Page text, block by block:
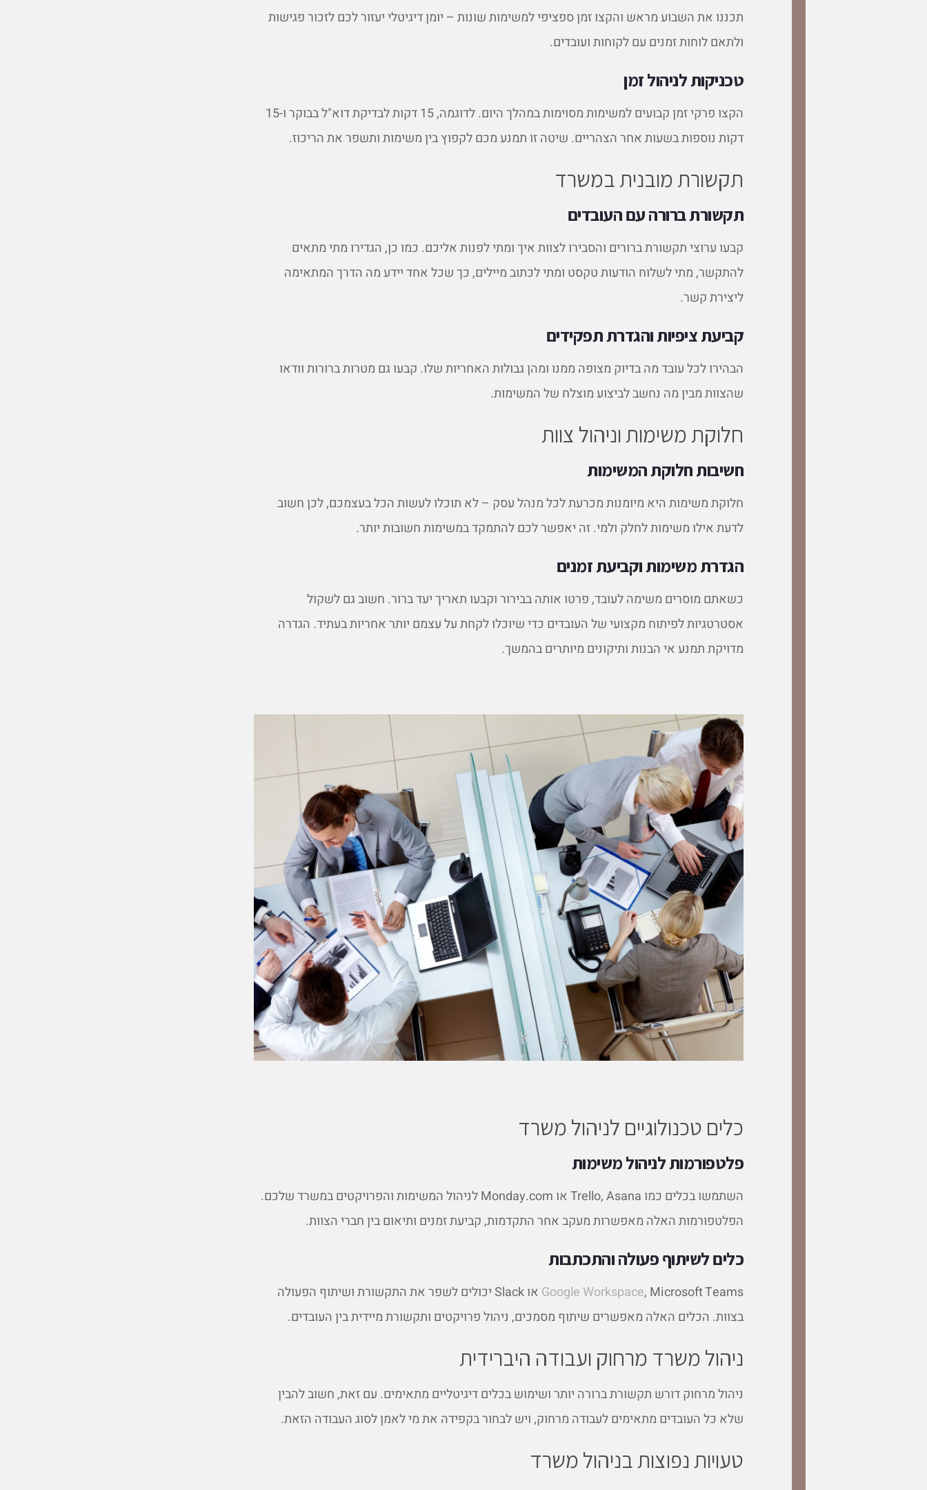
תכננו את השבוע מראש והקצו זמן ספציפי למשימות שונות – יומן דיגיטלי יעזור לכם לזכור פגישות
ולתאם לוחות זמנים עם לקוחות ועובדים.
טכניקות לניהול זמן
הקצו פרקי זמן קבועים למשימות מסוימות במהלך היום. לדוגמה, 15 דקות לבדיקת דוא"ל בבוקר ו-15
דקות נוספות בשעות אחר הצהריים. שיטה זו תמנע מכם לקפוץ בין משימות ותשפר את הריכוז.
תקשורת מובנית במשרד
תקשורת ברורה עם העובדים
קבעו ערוצי תקשורת ברורים והסבירו לצוות איך ומתי לפנות אליכם. כמו כן, הגדירו מתי מתאים
להתקשר, מתי לשלוח הודעות טקסט ומתי לכתוב מיילים, כך שכל אחד יידע מה הדרך המתאימה
ליצירת קשר.
קביעת ציפיות והגדרת תפקידים
הבהירו לכל עובד מה בדיוק מצופה ממנו ומהן גבולות האחריות שלו. קבעו גם מטרות ברורות וודאו
שהצוות מבין מה נחשב לביצוע מוצלח של המשימות.
חלוקת משימות וניהול צוות
חשיבות חלוקת המשימות
חלוקת משימות היא מיומנות מכרעת לכל מנהל עסק – לא תוכלו לעשות הכל בעצמכם, לכן חשוב
לדעת אילו משימות לחלק ולמי. זה יאפשר לכם להתמקד במשימות חשובות יותר.
הגדרת משימות וקביעת זמנים
כשאתם מוסרים משימה לעובד, פרטו אותה בבירור וקבעו תאריך יעד ברור. חשוב גם לשקול
אסטרטגיות לפיתוח מקצועי של העובדים כדי שיוכלו לקחת על עצמם יותר אחריות בעתיד. הגדרה
מדויקת תמנע אי הבנות ותיקונים מיותרים בהמשך.
כלים טכנולוגיים לניהול משרד
פלטפורמות לניהול משימות
השתמשו בכלים כמו Trello, Asana או Monday.com לניהול המשימות והפרויקטים במשרד שלכם.
הפלטפורמות האלה מאפשרות מעקב אחר התקדמות, קביעת זמנים ותיאום בין חברי הצוות.
כלים לשיתוף פעולה והתכתבות
Google Workspace
, Microsoft Teams או Slack יכולים לשפר את התקשורת ושיתוף הפעולה
בצוות. הכלים האלה מאפשרים שיתוף מסמכים, ניהול פרויקטים ותקשורת מיידית בין העובדים.
ניהול משרד מרחוק ועבודה היברידית
ניהול מרחוק דורש תקשורת ברורה יותר ושימוש בכלים דיגיטליים מתאימים. עם זאת, חשוב להבין
שלא כל העובדים מתאימים לעבודה מרחוק, ויש לבחור בקפידה את מי לאמן לסוג העבודה הזאת.
טעויות נפוצות בניהול משרד